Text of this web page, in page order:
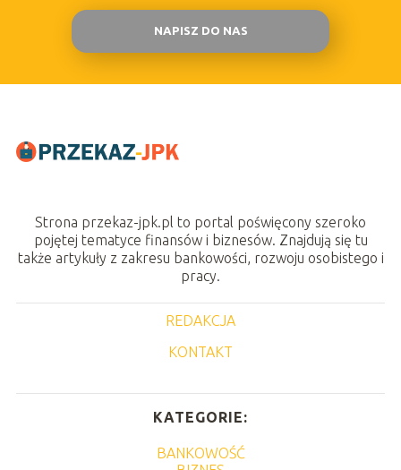
NAPISZ DO NAS
Strona przekaz-jpk.pl to portal poświęcony szeroko
pojętej tematyce finansów i biznesów. Znajdują się tu
także artykuły z zakresu bankowości, rozwoju osobistego i
pracy.
REDAKCJA
KONTAKT
KATEGORIE:
BANKOWOŚĆ